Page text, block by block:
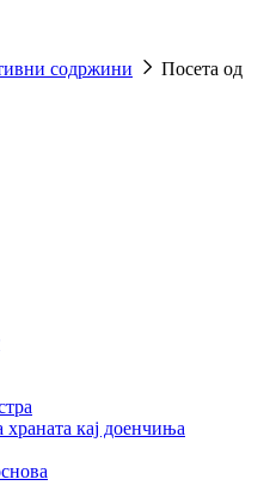
содржини
Посета од
кај доенчиња